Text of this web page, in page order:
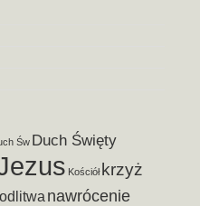
Św Duch Święty
Kościół krzyż
nawrócenie